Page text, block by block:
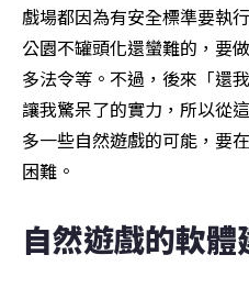
戲場都因為有安全標準要執
公園不罐頭化還蠻難的，要
多法令等。不過，後來「還
讓我驚呆了的實力，所以從
多一些自然遊戲的可能，要
困難。
自然遊戲的軟體